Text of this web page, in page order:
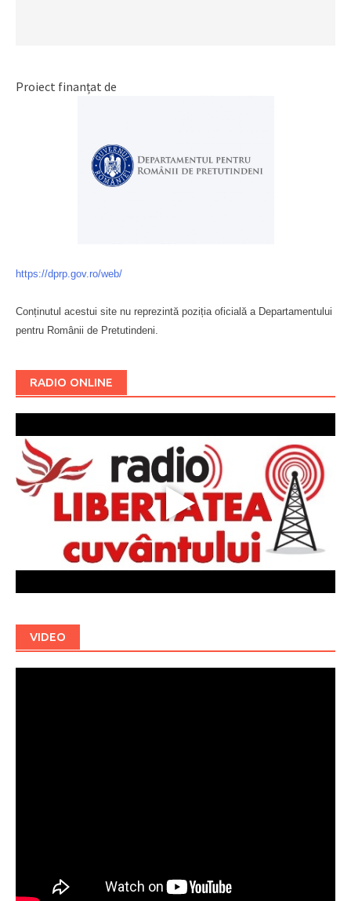
Proiect finanțat de
https://dprp.gov.ro/web/
Conținutul acestui site nu reprezintă poziția oficială a Departamentului
pentru Românii de Pretutindeni.
RADIO ONLINE
VIDEO